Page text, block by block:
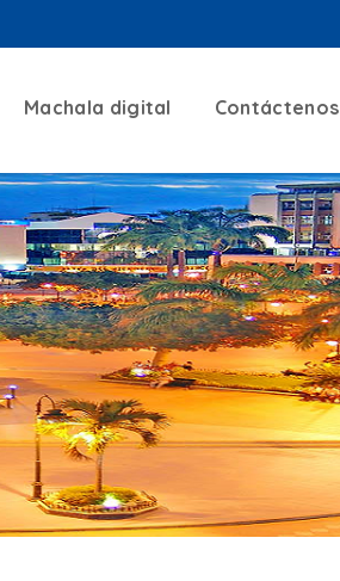
Machala digital Contáctenos